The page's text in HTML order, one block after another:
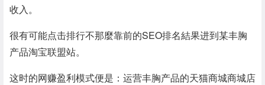
收入。
很有可能点击排行不那麼靠前的SEO排名結果进到某丰胸
产品淘宝联盟站。
这时的网赚盈利模式便是：运营丰胸产品的天猫商城商城店